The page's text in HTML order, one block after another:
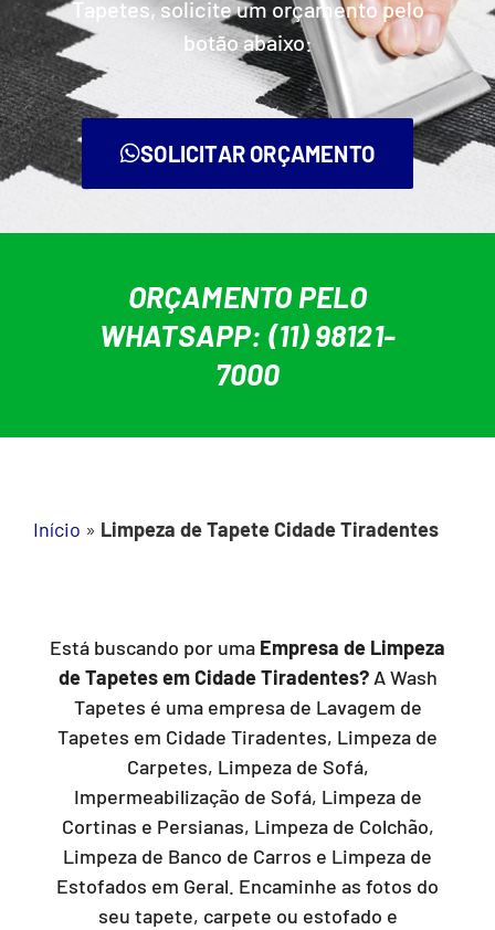
Tapetes, solicite um orçamento pelo
botão abaixo:
SOLICITAR ORÇAMENTO
ORÇAMENTO PELO
WHATSAPP: (11) 98121-
7000
Início » Limpeza de Tapete Cidade Tiradentes
Está buscando por uma Empresa de Limpeza
de Tapetes em Cidade Tiradentes? A Wash
Tapetes é uma empresa de Lavagem de
Tapetes em Cidade Tiradentes, Limpeza de
Carpetes, Limpeza de Sofá,
Impermeabilização de Sofá, Limpeza de
Cortinas e Persianas, Limpeza de Colchão,
Limpeza de Banco de Carros e Limpeza de
Estofados em Geral. Encaminhe as fotos do
seu tapete, carpete ou estofado e